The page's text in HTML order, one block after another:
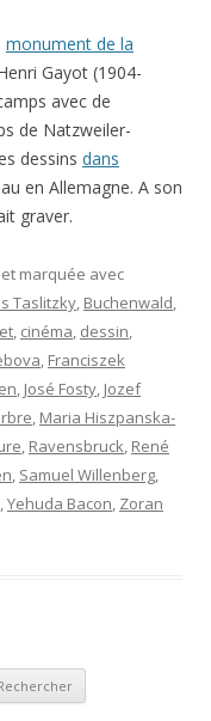
monument de la
Gayot (1904-
avec de
de Natzweiler-
dessins dans
en Allemagne. A son
graver.
et marquée avec
Taslitzky, Buchenwald,
, cinéma, dessin,
, Franciszek
, José Fosty, Jozef
, Maria Hiszpanska-
, Ravensbruck, René
, Samuel Willenberg,
,Yehuda Bacon, Zoran